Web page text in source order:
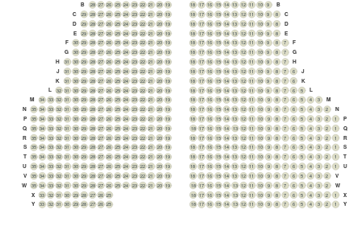
9
10
11
12
13
14
15
16
17
18
19
20
21
22
23
24
25
26
27
28
B B
8
9
10
11
12
13
14
15
16
17
18
19
20
21
22
23
24
25
26
27
28
29
C C
8
9
10
11
12
13
14
15
16
17
18
19
20
21
22
23
24
25
26
27
28
29
D D
8
9
10
11
12
13
14
15
16
17
18
19
20
21
22
23
24
25
26
27
28
29
E E
7
8
9
10
11
12
13
14
15
16
17
18
19
20
21
22
23
24
25
26
27
28
29
30
F F
7
8
9
10
11
12
13
14
15
16
17
18
19
20
21
22
23
24
25
26
27
28
29
30
G G
7
8
9
10
11
12
13
14
15
16
17
18
19
20
21
22
23
24
25
26
27
28
29
30
31
H H
6
7
8
9
10
11
12
13
14
15
16
17
18
19
20
21
22
23
24
25
26
27
28
29
30
31
J J
6
7
8
9
10
11
12
13
14
15
16
17
18
19
20
21
22
23
24
25
26
27
28
29
30
31
K K
5
6
7
8
9
10
11
12
13
14
15
16
17
18
19
20
21
22
23
24
25
26
27
28
29
30
31
32
L L
3
4
5
6
7
8
9
10
11
12
13
14
15
16
17
18
19
20
21
22
23
24
25
26
27
28
29
30
31
32
33
34
M M
2
3
4
5
6
7
8
9
10
11
12
13
14
15
16
17
18
19
20
21
22
23
24
25
26
27
28
29
30
31
32
33
34
35
N N
1
2
3
4
5
6
7
8
9
10
11
12
13
14
15
16
17
18
19
20
21
22
23
24
25
26
27
28
29
30
31
32
33
34
35
P P
1
2
3
4
5
6
7
8
9
10
11
12
13
14
15
16
17
18
19
20
21
22
23
24
25
26
27
28
29
30
31
32
33
34
35
R R
1
2
3
4
5
6
7
8
9
10
11
12
13
14
15
16
17
18
19
20
21
22
23
24
25
26
27
28
29
30
31
32
33
34
35
S S
1
2
3
4
5
6
7
8
9
10
11
12
13
14
15
16
17
18
19
20
21
22
23
24
25
26
27
28
29
30
31
32
33
34
35
T T
1
2
3
4
5
6
7
8
9
10
11
12
13
14
15
16
17
18
19
20
21
22
23
24
25
26
27
28
29
30
31
32
33
34
35
U U
2
3
4
5
6
7
8
9
10
11
12
13
14
15
16
17
18
19
20
21
22
23
24
25
26
27
28
29
30
31
32
33
34
35
V V
2
3
4
5
6
7
8
9
10
11
12
13
14
15
16
17
18
19
20
21
22
23
24
25
26
27
28
29
30
31
32
33
34
35
W W
1
2
3
4
5
6
7
8
9
10
11
12
13
14
15
16
17
18
25
26
27
28
29
30
31
32
33
X X
1
2
3
4
5
6
7
8
9
10
11
12
13
14
15
16
17
18
19
20
21
22
23
24
25
26
27
28
29
30
31
32
33
34
35
Q Q
1
2
3
4
5
6
7
8
9
10
11
12
13
14
15
16
17
18
25
26
27
28
29
30
31
32
33
Y Y